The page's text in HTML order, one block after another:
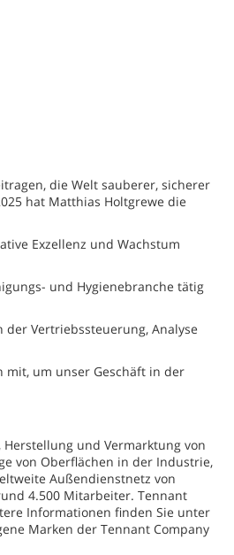
die Welt sauberer, sicherer
hat Matthias Holtgrewe die
Exzellenz und Wachstum
und Hygienebranche tätig
Vertriebssteuerung, Analyse
mit, um unser Geschäft in der
und Vermarktung von
von Oberflächen in der Industrie,
Außendienstnetz von
4.500 Mitarbeiter. Tennant
Informationen finden Sie unter
Marken der Tennant Company